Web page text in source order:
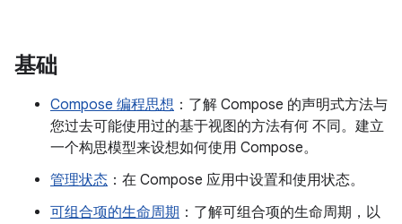
基础
Compose 编程思想 ：了解 Compose 的声明式方法与
您过去可能使用过的基于视图的方法有何 不同。建立
一个构思模型来设想如何使用 Compose。
管理状态 ：在 Compose 应用中设置和使用状态。
可组合项的生命周期 ：了解可组合项的生命周期，以